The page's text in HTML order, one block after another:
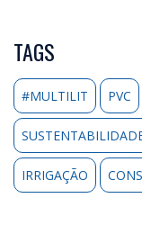
TAGS
#MULTILIT PVC
IRRIGAÇÃO